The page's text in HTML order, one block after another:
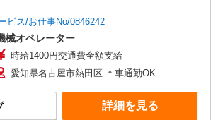
ビス/お仕事No/0846242
械オペレーター
時給1400円交通費全額支給
愛知県名古屋市熱田区 ＊車通勤OK
詳細を見る